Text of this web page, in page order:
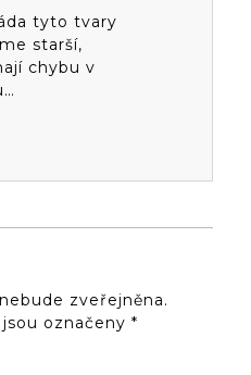
tyto tvary
starší,
chybu v
zveřejněna.
označeny *